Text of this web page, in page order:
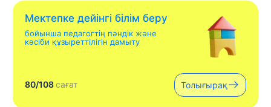
Мектепке дейінгі білім беру
бойынша педагогтің пәндік және
кәсіби құзыреттілігін дамыту
80/108сағат Толығырақ